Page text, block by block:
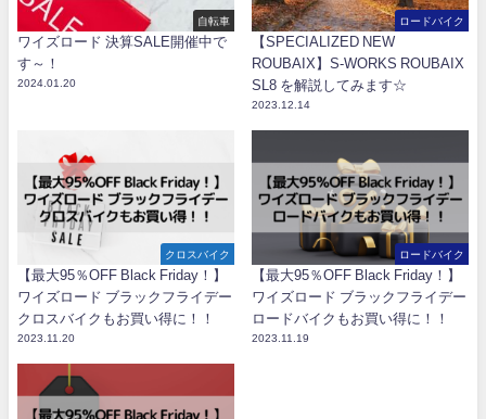
自転車
ワイズロード 決算SALE開催中で
す～！
2024.01.20
ロードバイク
【SPECIALIZED NEW
ROUBAIX】S-WORKS ROUBAIX
SL8 を解説してみます☆
2023.12.14
クロスバイク
【最大95％OFF Black Friday！】
ワイズロード ブラックフライデー
クロスバイクもお買い得に！！
2023.11.20
ロードバイク
【最大95％OFF Black Friday！】
ワイズロード ブラックフライデー
ロードバイクもお買い得に！！
2023.11.19